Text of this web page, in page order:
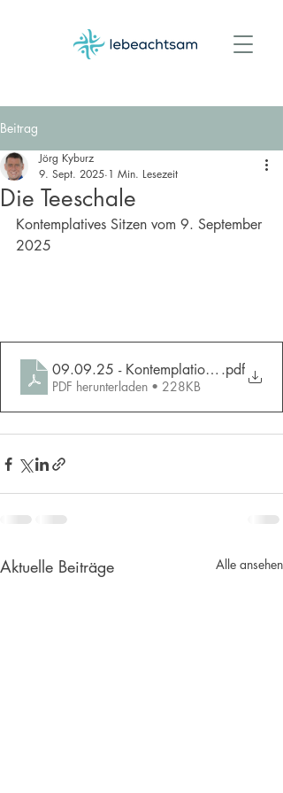
Beitrag
Die Teeschale
Jörg Kyburz
9. Sept. 2025 1 Min. Lesezeit
Kontemplatives Sitzen vom 9. September
2025
09.09.25 - Kontemplation - Die.pdf
PDF herunterladen • 228KB
Aktuelle Beiträge Alle ansehen